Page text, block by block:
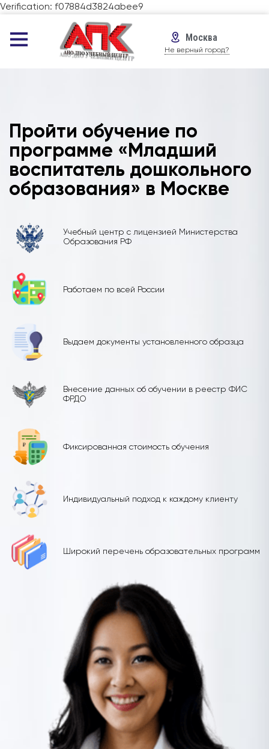
Verification: f07884d3824abee9
Москва
Не верный город?
Пройти обучение по
программе «Младший
воспитатель дошкольного
образования» в Москве
Учебный центр с лицензией Министерства
Образования РФ
Работаем по всей России
Выдаем документы установленного образца
Внесение данных об обучении в реестр ФИС
ФРДО
Фиксированная стоимость обучения
Индивидуальный подход к каждому клиенту
Широкий перечень образовательных программ